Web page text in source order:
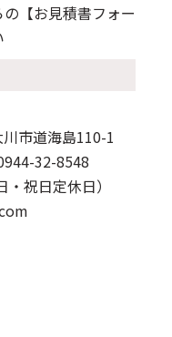
【お見積書フォー
市道海島110-1
32-8548
祝日定休日）